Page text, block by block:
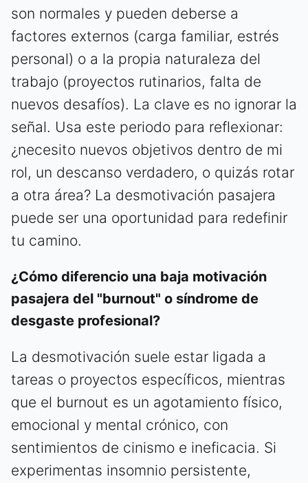
son normales y pueden deberse a
factores externos (carga familiar, estrés
personal) o a la propia naturaleza del
trabajo (proyectos rutinarios, falta de
nuevos desafíos). La clave es no ignorar la
señal. Usa este periodo para reflexionar:
¿necesito nuevos objetivos dentro de mi
rol, un descanso verdadero, o quizás rotar
a otra área? La desmotivación pasajera
puede ser una oportunidad para redefinir
tu camino.
¿Cómo diferencio una baja motivación
pasajera del "burnout" o síndrome de
desgaste profesional?
La desmotivación suele estar ligada a
tareas o proyectos específicos, mientras
que el burnout es un agotamiento físico,
emocional y mental crónico, con
sentimientos de cinismo e ineficacia. Si
experimentas insomnio persistente,